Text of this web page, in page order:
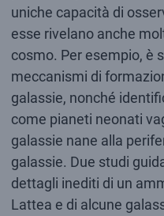
uniche capacità di
esse rivelano anche
cosmo. Per esempio, è
meccanismi di
galassie, nonché
come pianeti neonati
galassie nane alla
galassie. Due studi
dettagli inediti di un
Lattea e di alcune